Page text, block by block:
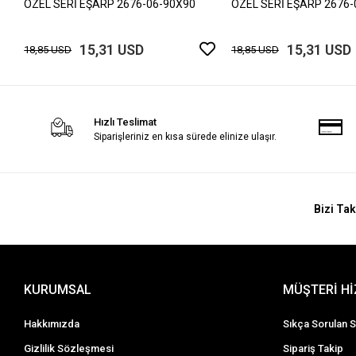
ÖZEL SERİ EŞARP 2676-06-90X90
18,85 USD 15,31 USD
ÖZEL SERİ EŞARP
18,85 USD 15,31 USD
Hızlı Teslimat
Siparişleriniz en kısa sürede elinize ulaşır.
Bizi
KURUMSAL
Hakkımızda
Gizlilik Sözleşmesi
MÜŞTERİ
Sıkça Sorulan
Sipariş Takip